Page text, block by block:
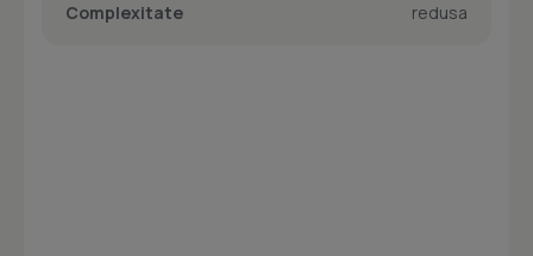
Complexitate
redusa